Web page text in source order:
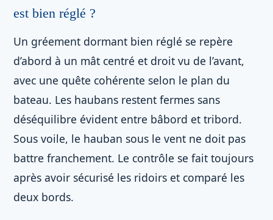
est bien réglé ?
Un gréement dormant bien réglé se repère
d’abord à un mât centré et droit vu de l’avant,
avec une quête cohérente selon le plan du
bateau. Les haubans restent fermes sans
déséquilibre évident entre bâbord et tribord.
Sous voile, le hauban sous le vent ne doit pas
battre franchement. Le contrôle se fait toujours
après avoir sécurisé les ridoirs et comparé les
deux bords.